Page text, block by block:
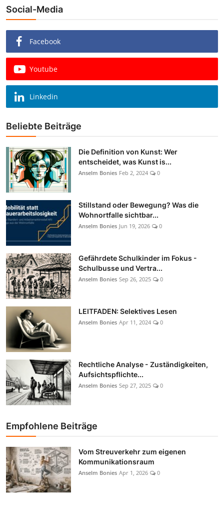
Social-Media
Facebook
Youtube
Linkedin
Beliebte Beiträge
Die Definition von Kunst: Wer
entscheidet, was Kunst is...
Anselm Bonies Feb 2, 2024 0
Stillstand oder Bewegung? Was die
Wohnortfalle sichtbar...
Anselm Bonies Jun 19, 2026 0
Gefährdete Schulkinder im Fokus -
Schulbusse und Vertra...
Anselm Bonies Sep 26, 2025 0
LEITFADEN: Selektives Lesen
Anselm Bonies Apr 11, 2024 0
Rechtliche Analyse - Zuständigkeiten,
Aufsichtspflichte...
Anselm Bonies Sep 27, 2025 0
Empfohlene Beiträge
Vom Streuverkehr zum eigenen
Kommunikationsraum
Anselm Bonies Apr 1, 2026 0